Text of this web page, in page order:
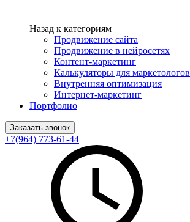
Назад к категориям
Продвижение сайта
Продвижение в нейросетях
Контент-маркетинг
Калькуляторы для маркетологов
Внутренняя оптимизация
Интернет-маркетинг
Портфолио
Заказать звонок
+7(964) 773-61-44